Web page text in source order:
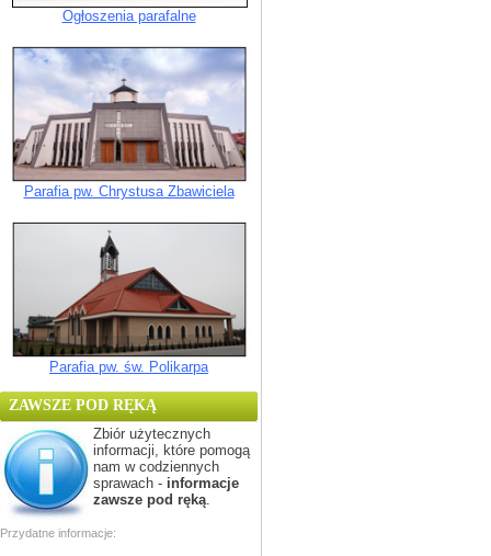
Ogłoszenia parafalne
Parafia pw. Chrystusa Zbawiciela
Parafia pw. św. Polikarpa
ZAWSZE POD RĘKĄ
Zbiór użytecznych
informacji, które pomogą
nam w codziennych
sprawach - informacje
zawsze pod ręką.
Przydatne informacje: